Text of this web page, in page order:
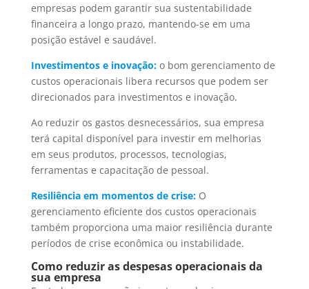
empresas podem garantir sua sustentabilidade
financeira a longo prazo, mantendo-se em uma
posição estável e saudável.
Investimentos e inovação: o bom gerenciamento de
custos operacionais libera recursos que podem ser
direcionados para investimentos e inovação.
Ao reduzir os gastos desnecessários, sua empresa
terá capital disponível para investir em melhorias
em seus produtos, processos, tecnologias,
ferramentas e capacitação de pessoal.
Resiliência em momentos de crise:O
gerenciamento eficiente dos custos operacionais
também proporciona uma maior resiliência durante
períodos de crise econômica ou instabilidade.
Como reduzir as despesas operacionais da
sua empresa